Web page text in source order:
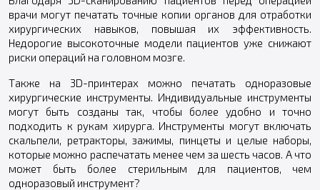
врачи могут печатать точные копии органов для отработки
хирургических навыков, повышая их эффективность.
Недорогие высокоточные модели пациентов уже снижают
риски операций на головном мозге.
Также на 3D-принтерах можно печатать одноразовые
хирургические инструменты. Индивидуальные инструменты
могут быть созданы так, чтобы более удобно и точно
подходить к рукам хирурга. Инструменты могут включать
скальпели, ретракторы, зажимы, пинцеты и целые наборы,
которые можно распечатать менее чем за шесть часов. А что
может быть более стерильным для пациентов, чем
одноразовый инструмент?